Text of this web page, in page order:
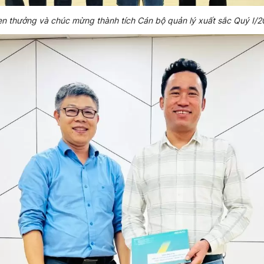
thưởng và chúc mừng thành tích Cán bộ quản lý xuất sắc Quý I/